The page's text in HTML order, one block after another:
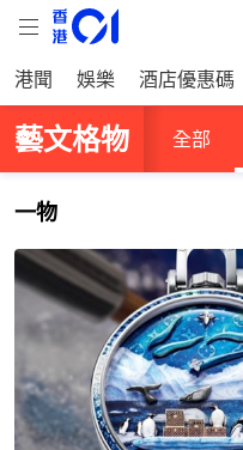
港聞 娛樂 酒店優惠碼
藝文格物 全部
一物